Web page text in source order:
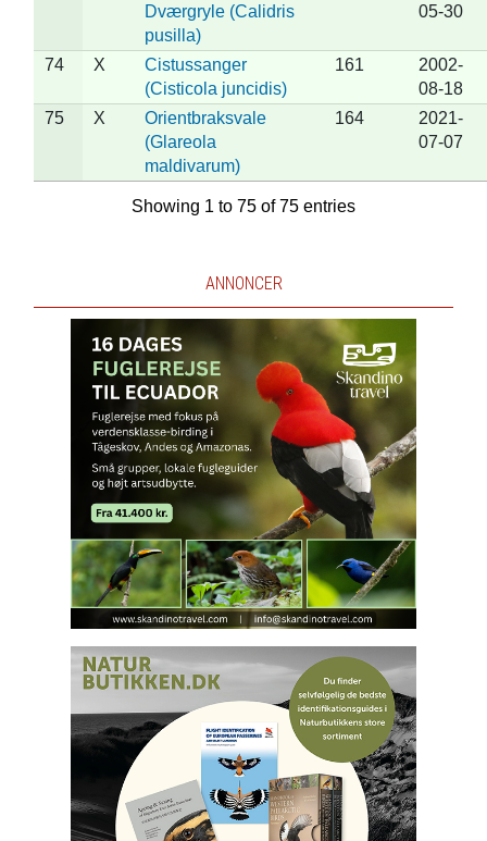
Dværgryle (Calidris
pusilla)
05-30
74 X
Cistussanger
(Cisticola juncidis)
161
2002-
08-18
75
X
Orientbraksvale
(Glareola
maldivarum)
164
2021-
07-07
Showing 1 to 75 of 75 entries
ANNONCER